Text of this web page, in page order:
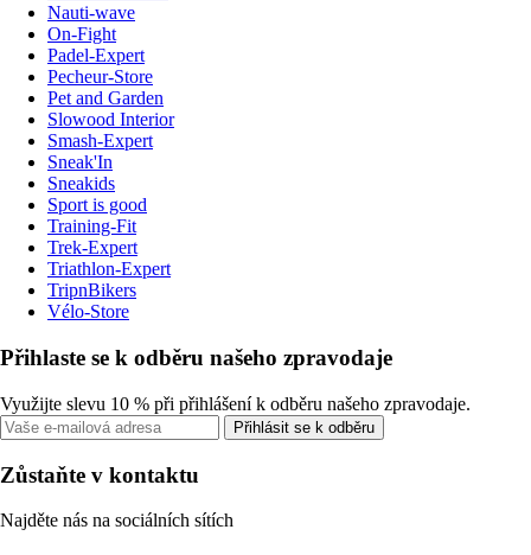
Nauti-wave
On-Fight
Padel-Expert
Pecheur-Store
Pet and Garden
Slowood Interior
Smash-Expert
Sneak'In
Sneakids
Sport is good
Training-Fit
Trek-Expert
Triathlon-Expert
TripnBikers
Vélo-Store
Přihlaste se k odběru našeho zpravodaje
Využijte slevu 10 % při přihlášení k odběru našeho zpravodaje.
Přihlásit se k odběru
Zůstaňte v kontaktu
Najděte nás na sociálních sítích